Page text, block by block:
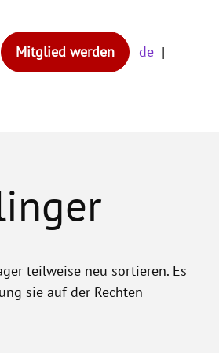
Mitglied werden
de
teilweise neu sortieren. Es
sie auf der Rechten